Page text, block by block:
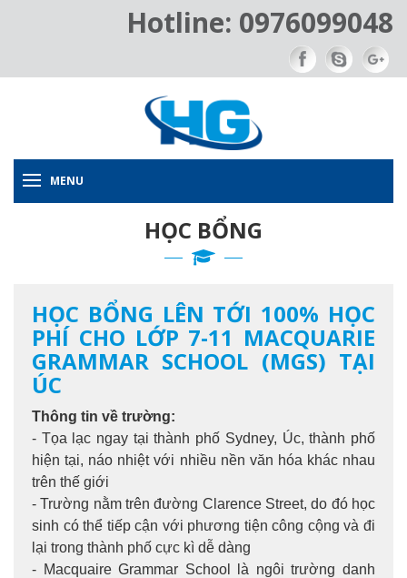
Hotline: 0976099048
MENU
HỌC BỔNG
HỌC BỔNG LÊN TỚI 100% HỌC
PHÍ CHO LỚP 7-11 MACQUARIE
GRAMMAR SCHOOL (MGS) TẠI
ÚC
Thông tin về trường:
- Tọa lạc ngay tại thành phố Sydney, Úc, thành phố
hiện tại, náo nhiệt với nhiều nền văn hóa khác nhau
trên thế giới
- Trường nằm trên đường Clarence Street, do đó học
sinh có thể tiếp cận với phương tiện công cộng và đi
lại trong thành phố cực kì dễ dàng
- Macquaire Grammar School là ngôi trường danh